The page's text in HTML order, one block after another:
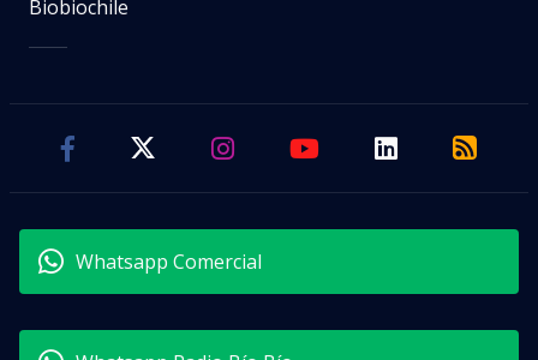
Biobiochile
Whatsapp Comercial